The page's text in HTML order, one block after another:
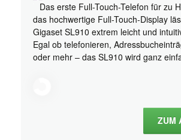
Das erste Full-Touch-Telefon für zu
das hochwertige Full-Touch-Display
Gigaset SL910 extrem leicht und
Egal ob telefonieren,
oder mehr – das SL910 wird ganz
ZUM